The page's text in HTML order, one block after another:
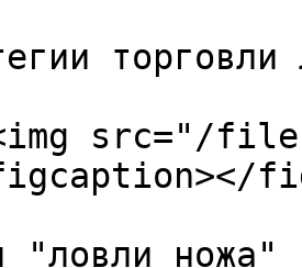
торговли
src="/files/
"ловли ножа"